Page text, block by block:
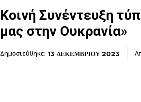
Κοινή Συνέντευξη
μας στην Ουκρανία»
Δημοσιεύθηκε: 13 ΔΕΚΕΜΒΡΙΟΥ 2023